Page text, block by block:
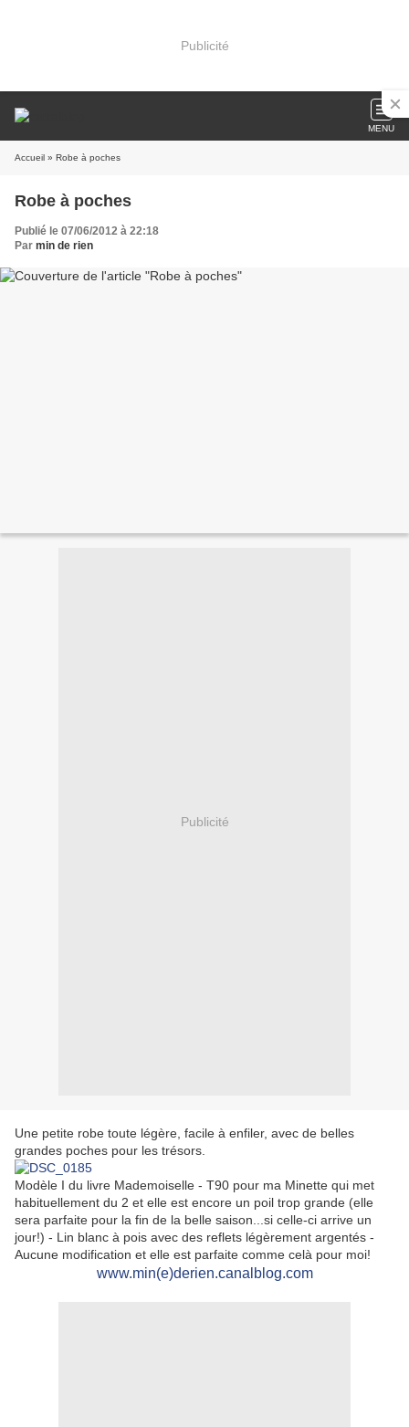
Publicité
MENU
Accueil » Robe à poches
Robe à poches
Publié le 07/06/2012 à 22:18
Par min de rien
Publicité
Une petite robe toute légère, facile à enfiler, avec de belles
grandes poches pour les trésors.
Modèle I du livre Mademoiselle - T90 pour ma Minette qui met
habituellement du 2 et elle est encore un poil trop grande (elle
sera parfaite pour la fin de la belle saison...si celle-ci arrive un
jour!) - Lin blanc à pois avec des reflets légèrement argentés -
Aucune modification et elle est parfaite comme celà pour moi!
www.min(e)derien.canalblog.com